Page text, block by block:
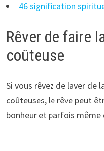
46 signification
Rêver de faire
coûteuse
Si vous rêvez de laver de
coûteuses, le rêve peut
bonheur et parfois même